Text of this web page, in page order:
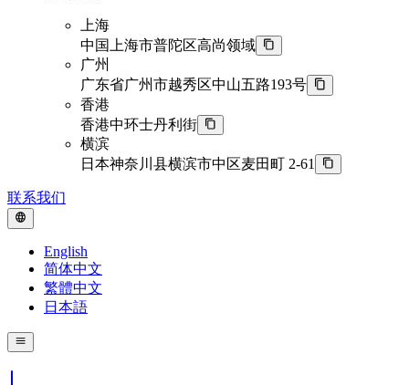
上海
中国上海市普陀区高尚领域
广州
广东省广州市越秀区中山五路193号
香港
香港中环士丹利街
横滨
日本神奈川县横滨市中区麦田町 2-61
联系我们
English
简体中文
繁體中文
日本語